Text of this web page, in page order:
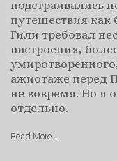
подстраивались
путешествия как
Гили требовал
настроения,
ажиотаже перед
не вовремя. Но я
отдельно.
Read More …